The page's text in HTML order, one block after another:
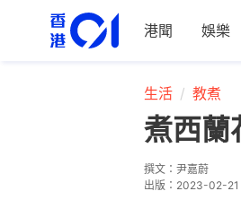
港聞 娛樂
生活 教煮
煮西蘭
撰文： 尹嘉蔚
出版： 2023-02-21